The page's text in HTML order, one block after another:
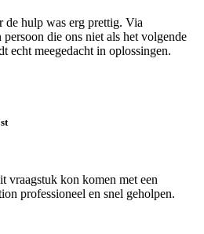
de hulp was erg prettig. Via
die ons niet als het volgende
echt meegedacht in oplossingen.
vraagstuk kon komen met een
professioneel en snel geholpen.